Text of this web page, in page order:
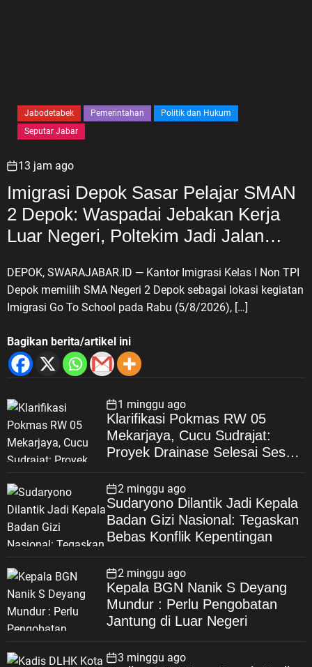
Jabodetabek Pemerintahan
Politik dan Hukum
Seputar Jabar
13 jam ago
Imigrasi Depok Sasar Pelajar SMAN
2 Depok: Waspadai Jebakan Kerja
Luar Negeri, Poltekim Jadi Jalan
DEPOK, SWARAJABAR.ID — Kantor Imigrasi Kelas I Non TPI
Depok memilih SMA Negeri 2 Depok sebagai lokasi kegiatan
Imigrasi Go To School pada Rabu (5/8/2026), […]
Bagikan berita/artikel ini
1 minggu ago
Klarifikasi Pokmas RW 05
Mekarjaya, Cucu Sudrajat:
Proyek Drainase Selesai Sesuai
2 minggu ago
Sudaryono Dilantik Jadi Kepala
Badan Gizi Nasional: Tegaskan
Bebas Konflik Kepentingan
2 minggu ago
Kepala BGN Nanik S Deyang
Mundur : Perlu Pengobatan
Jantung di Luar Negeri
3 minggu ago